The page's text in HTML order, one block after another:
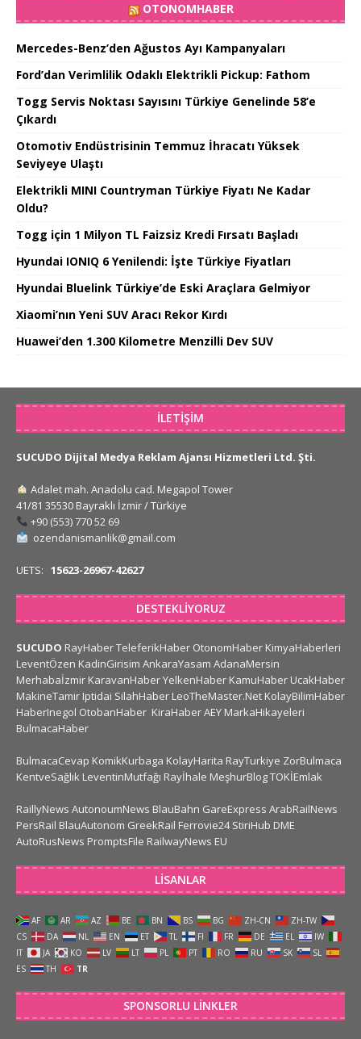
OTONOMHABER
Mercedes-Benz’den Ağustos Ayı Kampanyaları
Ford’dan Verimlilik Odaklı Elektrikli Pickup: Fathom
Togg Servis Noktası Sayısını Türkiye Genelinde 58’e
Çıkardı
Otomotiv Endüstrisinin Temmuz İhracatı Yüksek
Seviyeye Ulaştı
Elektrikli MINI Countryman Türkiye Fiyatı Ne Kadar
Oldu?
Togg için 1 Milyon TL Faizsiz Kredi Fırsatı Başladı
Hyundai IONIQ 6 Yenilendi: İşte Türkiye Fiyatları
Hyundai Bluelink Türkiye’de Eski Araçlara Gelmiyor
Xiaomi’nın Yeni SUV Aracı Rekor Kırdı
Huawei’den 1.300 Kilometre Menzilli Dev SUV
İLETIŞIM
SUCUDO Dijital Medya Reklam Ajansı Hizmetleri Ltd. Şti.
Adalet mah. Anadolu cad. Megapol Tower
41/81 35530 Bayraklı İzmir / Türkiye
+90 (553) 770 52 69
ozendanismanlik@gmail.com
UETS: 15623-26967-42627
DESTEKLIYORUZ
SUCUDO RayHaberTeleferikHaber OtonomHaber KimyaHaberleri
LeventÖzen KadinGirisim AnkaraYasam AdanaMersin
Merhabaİzmir KaravanHaberYelkenHaber KamuHaber UcakHaber
MakineTamir Iptidai SilahHaber LeoTheMaster.Net KolayBilimHaber
HaberInegol OtobanHaber KiraHaberAEY MarkaHikayeleri
BulmacaHaber
BulmacaCevap KomikKurbaga KolayHarita RayTurkiye ZorBulmaca
KentveSağlık LeventinMutfağı Rayİhale MeşhurBlogTOKİEmlak
RaillyNews AutonoumNews BlauBahn GareExpress ArabRailNews
PersRail BlauAutonom GreekRail Ferrovie24 StiriHub DME
AutoRusNews PromptsFile RailwayNews EU
LISANLAR
AF AR AZ BE BN BS BG ZH-CN
ZH-TW
CS
DA NL EN ET TL FI FR DE EL
IW
IT
JA KO LV LT PL PT RO RU SK
SL
ES
TH TR
SPONSORLU LINKLER